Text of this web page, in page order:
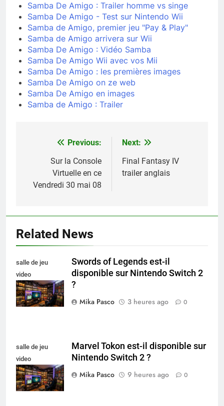
Samba De Amigo : Trailer homme vs singe
Samba De Amigo - Test sur Nintendo Wii
Samba de Amigo, premier jeu "Pay & Play"
Samba de Amigo arrivera sur Wii
Samba De Amigo : Vidéo Samba
Samba De Amigo Wii avec vos Mii
Samba De Amigo : les premières images
Samba De Amigo on ze web
Samba De Amigo en images
Samba de Amigo : Trailer
Navigation
l’article
Previous:
Sur la Console
Virtuelle en ce
Vendredi 30 mai 08
Next:
Final Fantasy IV
trailer anglais
Related News
salle de jeu
video
collectionneur
Swords of Legends est-il
disponible sur Nintendo Switch 2
?
Mika Pasco
3 heures ago 0
salle de jeu
video
collectionneur
Marvel Tokon est-il disponible sur
Nintendo Switch 2 ?
Mika Pasco
9 heures ago 0